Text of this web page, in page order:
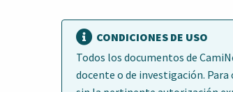
CONDICIONES DE USO
Todos los documentos de
docente o de investigación.